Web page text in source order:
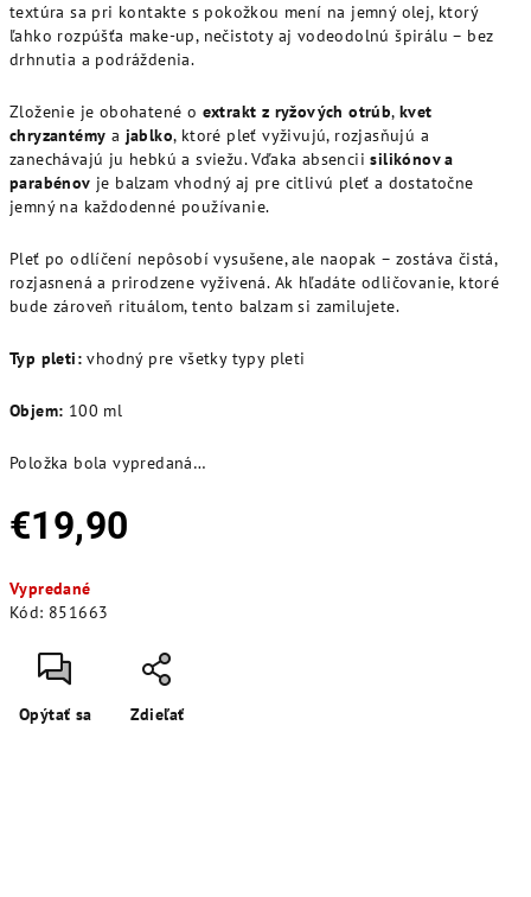
textúra sa pri kontakte s pokožkou mení na jemný olej, ktorý
ľahko rozpúšťa make-up, nečistoty aj vodeodolnú špirálu – bez
drhnutia a podráždenia.
Zloženie je obohatené o extrakt z ryžových otrúb,kvet
chryzantémy a jablko, ktoré pleť vyživujú, rozjasňujú a
zanechávajú ju hebkú a sviežu. Vďaka absenciisilikónov a
parabénov je balzam vhodný aj pre citlivú pleť a dostatočne
jemný na každodenné používanie.
Pleť po odlíčení nepôsobí vysušene, ale naopak – zostáva čistá,
rozjasnená a prirodzene vyživená. Ak hľadáte odličovanie, ktoré
bude zároveň rituálom, tento balzam si zamilujete.
Typ pleti: vhodný pre všetky typy pleti
Objem: 100 ml
Položka bola vypredaná…
€19,90
cena:
Vypredané
Kód: 851663
Opýtať sa Zdieľať